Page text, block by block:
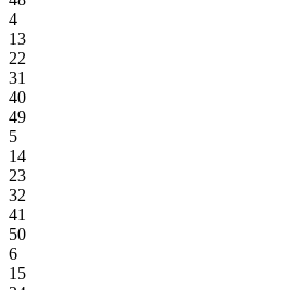
4
13
22
31
40
49
5
14
23
32
41
50
6
15